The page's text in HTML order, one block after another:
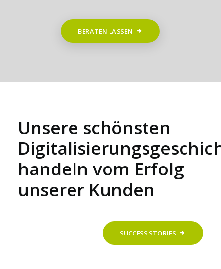
BERATEN LASSEN
Unsere schönsten
handeln vom Erfolg
unserer Kunden
SUCCESS STORIES